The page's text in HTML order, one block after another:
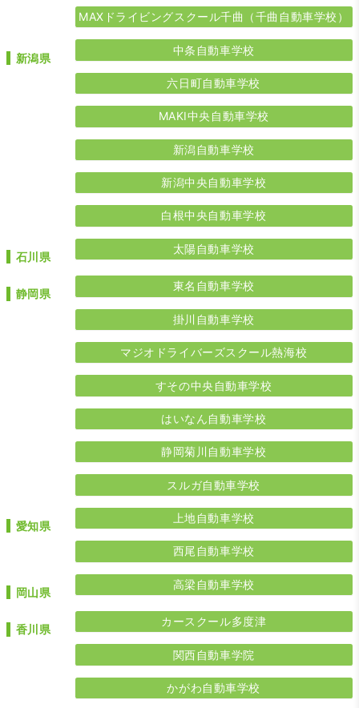
MAXドライビングスクール千曲（千曲自動車学校）
新潟県
中条自動車学校
六日町自動車学校
MAKI中央自動車学校
新潟自動車学校
新潟中央自動車学校
白根中央自動車学校
石川県
太陽自動車学校
静岡県
東名自動車学校
掛川自動車学校
マジオドライバーズスクール熱海校
すその中央自動車学校
はいなん自動車学校
静岡菊川自動車学校
スルガ自動車学校
愛知県
上地自動車学校
西尾自動車学校
岡山県
高梁自動車学校
香川県
カースクール多度津
関西自動車学院
かがわ自動車学校